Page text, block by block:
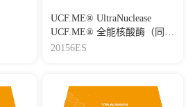
UCF.ME® UltraNuclease
UCF.ME® 全能核酸酶（同
Benzonase）
20156ES